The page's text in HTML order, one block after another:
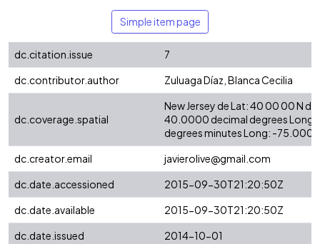
Simple item page
dc.citation.issue
7
dc.contributor.author
Zuluaga Díaz, Blanca Cecilia
dc.coverage.spatial
New Jersey de Lat: 40 00 00 N
40.0000 decimal degrees Long:
degrees minutes Long: -
dc.creator.email
javierolive@gmail.com
dc.date.accessioned
2015-09-30T21:20:50Z
dc.date.available
2015-09-30T21:20:50Z
dc.date.issued
2014-10-01